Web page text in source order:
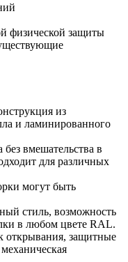
физической защиты
из
и ламинированного
вмешательства в
для различных
могут быть
стиль, возможность
в любом цвете RAL.
открывания, защитные